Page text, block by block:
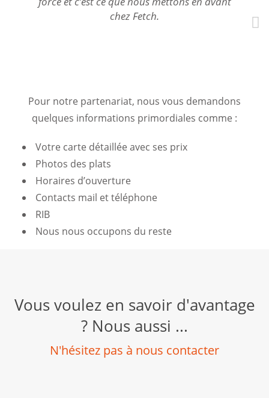
chez Fetch.
Pour notre partenariat, nous vous demandons
quelques informations primordiales comme :
Votre carte détaillée avec ses prix
Photos des plats
Horaires d’ouverture
Contacts mail et téléphone
RIB
Nous nous occupons du reste
Vous voulez en savoir d'avantage
? Nous aussi ...
N'hésitez pas à nous contacter